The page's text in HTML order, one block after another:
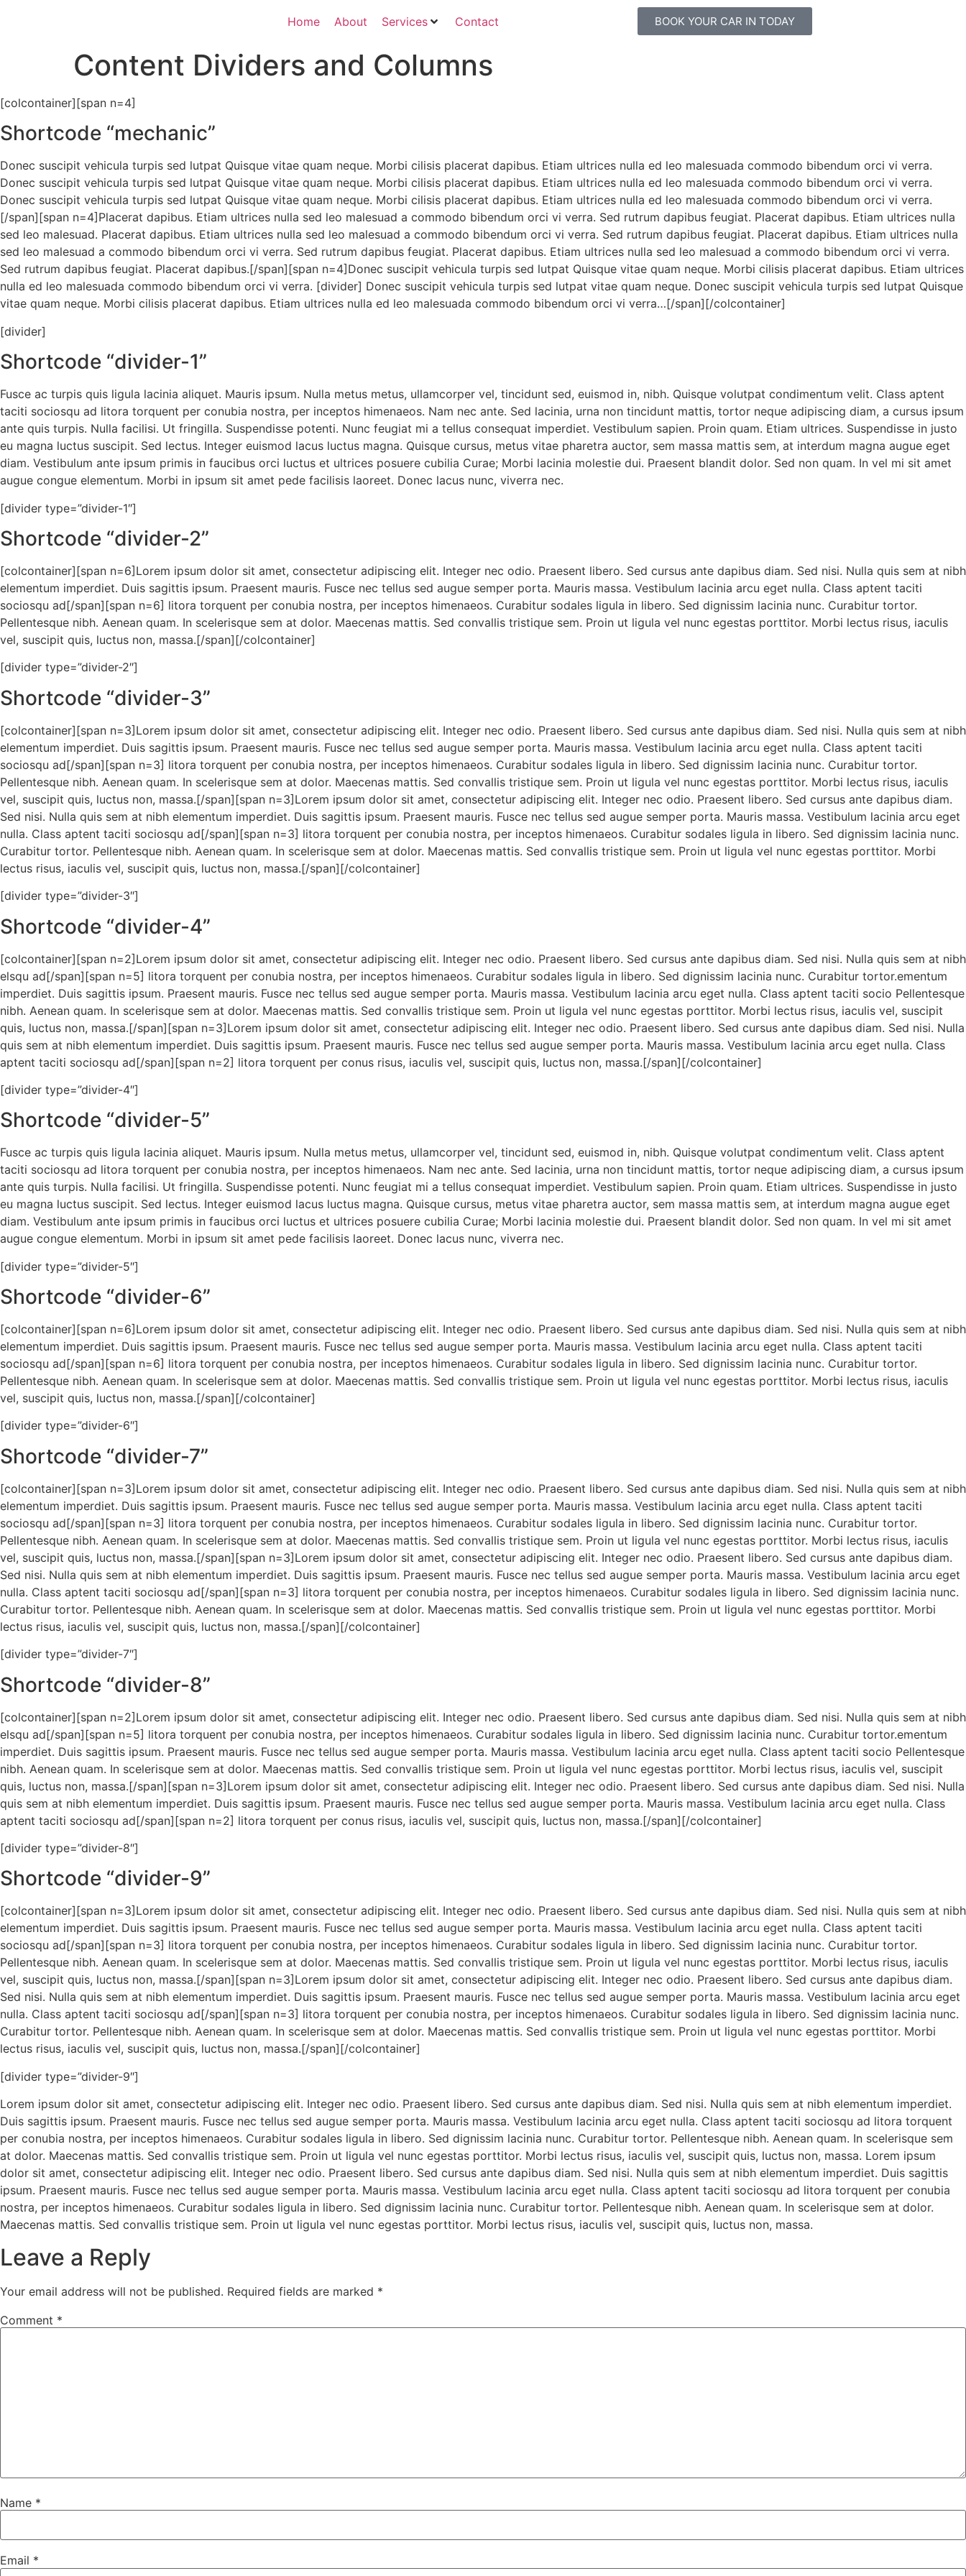
Home About Services Contact BOOK YOUR CAR IN TODAY
Content Dividers and Columns
[colcontainer][span n=4]
Shortcode “mechanic”
Donec suscipit vehicula turpis sed lutpat Quisque vitae quam neque. Morbi cilisis placerat dapibus. Etiam ultrices nulla ed leo malesuada commodo bibendum orci vi verra.
Donec suscipit vehicula turpis sed lutpat Quisque vitae quam neque. Morbi cilisis placerat dapibus. Etiam ultrices nulla ed leo malesuada commodo bibendum orci vi verra.
Donec suscipit vehicula turpis sed lutpat Quisque vitae quam neque. Morbi cilisis placerat dapibus. Etiam ultrices nulla ed leo malesuada commodo bibendum orci vi verra.
[/span][span n=4]Placerat dapibus. Etiam ultrices nulla sed leo malesuad a commodo bibendum orci vi verra. Sed rutrum dapibus feugiat. Placerat dapibus. Etiam ultrices nulla
sed leo malesuad. Placerat dapibus. Etiam ultrices nulla sed leo malesuad a commodo bibendum orci vi verra. Sed rutrum dapibus feugiat. Placerat dapibus. Etiam ultrices nulla
sed leo malesuad a commodo bibendum orci vi verra. Sed rutrum dapibus feugiat. Placerat dapibus. Etiam ultrices nulla sed leo malesuad a commodo bibendum orci vi verra.
Sed rutrum dapibus feugiat. Placerat dapibus.[/span][span n=4]Donec suscipit vehicula turpis sed lutpat Quisque vitae quam neque. Morbi cilisis placerat dapibus. Etiam ultrices
nulla ed leo malesuada commodo bibendum orci vi verra. [divider] Donec suscipit vehicula turpis sed lutpat vitae quam neque. Donec suscipit vehicula turpis sed lutpat Quisque
vitae quam neque. Morbi cilisis placerat dapibus. Etiam ultrices nulla ed leo malesuada commodo bibendum orci vi verra…[/span][/colcontainer]
[divider]
Shortcode “divider-1”
Fusce ac turpis quis ligula lacinia aliquet. Mauris ipsum. Nulla metus metus, ullamcorper vel, tincidunt sed, euismod in, nibh. Quisque volutpat condimentum velit. Class aptent
taciti sociosqu ad litora torquent per conubia nostra, per inceptos himenaeos. Nam nec ante. Sed lacinia, urna non tincidunt mattis, tortor neque adipiscing diam, a cursus ipsum
ante quis turpis. Nulla facilisi. Ut fringilla. Suspendisse potenti. Nunc feugiat mi a tellus consequat imperdiet. Vestibulum sapien. Proin quam. Etiam ultrices. Suspendisse in justo
eu magna luctus suscipit. Sed lectus. Integer euismod lacus luctus magna. Quisque cursus, metus vitae pharetra auctor, sem massa mattis sem, at interdum magna augue eget
diam. Vestibulum ante ipsum primis in faucibus orci luctus et ultrices posuere cubilia Curae; Morbi lacinia molestie dui. Praesent blandit dolor. Sed non quam. In vel mi sit amet
augue congue elementum. Morbi in ipsum sit amet pede facilisis laoreet. Donec lacus nunc, viverra nec.
[divider type=”divider-1″]
Shortcode “divider-2”
[colcontainer][span n=6]Lorem ipsum dolor sit amet, consectetur adipiscing elit. Integer nec odio. Praesent libero. Sed cursus ante dapibus diam. Sed nisi. Nulla quis sem at nibh
elementum imperdiet. Duis sagittis ipsum. Praesent mauris. Fusce nec tellus sed augue semper porta. Mauris massa. Vestibulum lacinia arcu eget nulla. Class aptent taciti
sociosqu ad[/span][span n=6] litora torquent per conubia nostra, per inceptos himenaeos. Curabitur sodales ligula in libero. Sed dignissim lacinia nunc. Curabitur tortor.
Pellentesque nibh. Aenean quam. In scelerisque sem at dolor. Maecenas mattis. Sed convallis tristique sem. Proin ut ligula vel nunc egestas porttitor. Morbi lectus risus, iaculis
vel, suscipit quis, luctus non, massa.[/span][/colcontainer]
[divider type=”divider-2″]
Shortcode “divider-3”
[colcontainer][span n=3]Lorem ipsum dolor sit amet, consectetur adipiscing elit. Integer nec odio. Praesent libero. Sed cursus ante dapibus diam. Sed nisi. Nulla quis sem at nibh
elementum imperdiet. Duis sagittis ipsum. Praesent mauris. Fusce nec tellus sed augue semper porta. Mauris massa. Vestibulum lacinia arcu eget nulla. Class aptent taciti
sociosqu ad[/span][span n=3] litora torquent per conubia nostra, per inceptos himenaeos. Curabitur sodales ligula in libero. Sed dignissim lacinia nunc. Curabitur tortor.
Pellentesque nibh. Aenean quam. In scelerisque sem at dolor. Maecenas mattis. Sed convallis tristique sem. Proin ut ligula vel nunc egestas porttitor. Morbi lectus risus, iaculis
vel, suscipit quis, luctus non, massa.[/span][span n=3]Lorem ipsum dolor sit amet, consectetur adipiscing elit. Integer nec odio. Praesent libero. Sed cursus ante dapibus diam.
Sed nisi. Nulla quis sem at nibh elementum imperdiet. Duis sagittis ipsum. Praesent mauris. Fusce nec tellus sed augue semper porta. Mauris massa. Vestibulum lacinia arcu eget
nulla. Class aptent taciti sociosqu ad[/span][span n=3] litora torquent per conubia nostra, per inceptos himenaeos. Curabitur sodales ligula in libero. Sed dignissim lacinia nunc.
Curabitur tortor. Pellentesque nibh. Aenean quam. In scelerisque sem at dolor. Maecenas mattis. Sed convallis tristique sem. Proin ut ligula vel nunc egestas porttitor. Morbi
lectus risus, iaculis vel, suscipit quis, luctus non, massa.[/span][/colcontainer]
[divider type=”divider-3″]
Shortcode “divider-4”
[colcontainer][span n=2]Lorem ipsum dolor sit amet, consectetur adipiscing elit. Integer nec odio. Praesent libero. Sed cursus ante dapibus diam. Sed nisi. Nulla quis sem at nibh
elsqu ad[/span][span n=5] litora torquent per conubia nostra, per inceptos himenaeos. Curabitur sodales ligula in libero. Sed dignissim lacinia nunc. Curabitur tortor.ementum
imperdiet. Duis sagittis ipsum. Praesent mauris. Fusce nec tellus sed augue semper porta. Mauris massa. Vestibulum lacinia arcu eget nulla. Class aptent taciti socio Pellentesque
nibh. Aenean quam. In scelerisque sem at dolor. Maecenas mattis. Sed convallis tristique sem. Proin ut ligula vel nunc egestas porttitor. Morbi lectus risus, iaculis vel, suscipit
quis, luctus non, massa.[/span][span n=3]Lorem ipsum dolor sit amet, consectetur adipiscing elit. Integer nec odio. Praesent libero. Sed cursus ante dapibus diam. Sed nisi. Nulla
quis sem at nibh elementum imperdiet. Duis sagittis ipsum. Praesent mauris. Fusce nec tellus sed augue semper porta. Mauris massa. Vestibulum lacinia arcu eget nulla. Class
aptent taciti sociosqu ad[/span][span n=2] litora torquent per conus risus, iaculis vel, suscipit quis, luctus non, massa.[/span][/colcontainer]
[divider type=”divider-4″]
Shortcode “divider-5”
Fusce ac turpis quis ligula lacinia aliquet. Mauris ipsum. Nulla metus metus, ullamcorper vel, tincidunt sed, euismod in, nibh. Quisque volutpat condimentum velit. Class aptent
taciti sociosqu ad litora torquent per conubia nostra, per inceptos himenaeos. Nam nec ante. Sed lacinia, urna non tincidunt mattis, tortor neque adipiscing diam, a cursus ipsum
ante quis turpis. Nulla facilisi. Ut fringilla. Suspendisse potenti. Nunc feugiat mi a tellus consequat imperdiet. Vestibulum sapien. Proin quam. Etiam ultrices. Suspendisse in justo
eu magna luctus suscipit. Sed lectus. Integer euismod lacus luctus magna. Quisque cursus, metus vitae pharetra auctor, sem massa mattis sem, at interdum magna augue eget
diam. Vestibulum ante ipsum primis in faucibus orci luctus et ultrices posuere cubilia Curae; Morbi lacinia molestie dui. Praesent blandit dolor. Sed non quam. In vel mi sit amet
augue congue elementum. Morbi in ipsum sit amet pede facilisis laoreet. Donec lacus nunc, viverra nec.
[divider type=”divider-5″]
Shortcode “divider-6”
[colcontainer][span n=6]Lorem ipsum dolor sit amet, consectetur adipiscing elit. Integer nec odio. Praesent libero. Sed cursus ante dapibus diam. Sed nisi. Nulla quis sem at nibh
elementum imperdiet. Duis sagittis ipsum. Praesent mauris. Fusce nec tellus sed augue semper porta. Mauris massa. Vestibulum lacinia arcu eget nulla. Class aptent taciti
sociosqu ad[/span][span n=6] litora torquent per conubia nostra, per inceptos himenaeos. Curabitur sodales ligula in libero. Sed dignissim lacinia nunc. Curabitur tortor.
Pellentesque nibh. Aenean quam. In scelerisque sem at dolor. Maecenas mattis. Sed convallis tristique sem. Proin ut ligula vel nunc egestas porttitor. Morbi lectus risus, iaculis
vel, suscipit quis, luctus non, massa.[/span][/colcontainer]
[divider type=”divider-6″]
Shortcode “divider-7”
[colcontainer][span n=3]Lorem ipsum dolor sit amet, consectetur adipiscing elit. Integer nec odio. Praesent libero. Sed cursus ante dapibus diam. Sed nisi. Nulla quis sem at nibh
elementum imperdiet. Duis sagittis ipsum. Praesent mauris. Fusce nec tellus sed augue semper porta. Mauris massa. Vestibulum lacinia arcu eget nulla. Class aptent taciti
sociosqu ad[/span][span n=3] litora torquent per conubia nostra, per inceptos himenaeos. Curabitur sodales ligula in libero. Sed dignissim lacinia nunc. Curabitur tortor.
Pellentesque nibh. Aenean quam. In scelerisque sem at dolor. Maecenas mattis. Sed convallis tristique sem. Proin ut ligula vel nunc egestas porttitor. Morbi lectus risus, iaculis
vel, suscipit quis, luctus non, massa.[/span][span n=3]Lorem ipsum dolor sit amet, consectetur adipiscing elit. Integer nec odio. Praesent libero. Sed cursus ante dapibus diam.
Sed nisi. Nulla quis sem at nibh elementum imperdiet. Duis sagittis ipsum. Praesent mauris. Fusce nec tellus sed augue semper porta. Mauris massa. Vestibulum lacinia arcu eget
nulla. Class aptent taciti sociosqu ad[/span][span n=3] litora torquent per conubia nostra, per inceptos himenaeos. Curabitur sodales ligula in libero. Sed dignissim lacinia nunc.
Curabitur tortor. Pellentesque nibh. Aenean quam. In scelerisque sem at dolor. Maecenas mattis. Sed convallis tristique sem. Proin ut ligula vel nunc egestas porttitor. Morbi
lectus risus, iaculis vel, suscipit quis, luctus non, massa.[/span][/colcontainer]
[divider type=”divider-7″]
Shortcode “divider-8”
[colcontainer][span n=2]Lorem ipsum dolor sit amet, consectetur adipiscing elit. Integer nec odio. Praesent libero. Sed cursus ante dapibus diam. Sed nisi. Nulla quis sem at nibh
elsqu ad[/span][span n=5] litora torquent per conubia nostra, per inceptos himenaeos. Curabitur sodales ligula in libero. Sed dignissim lacinia nunc. Curabitur tortor.ementum
imperdiet. Duis sagittis ipsum. Praesent mauris. Fusce nec tellus sed augue semper porta. Mauris massa. Vestibulum lacinia arcu eget nulla. Class aptent taciti socio Pellentesque
nibh. Aenean quam. In scelerisque sem at dolor. Maecenas mattis. Sed convallis tristique sem. Proin ut ligula vel nunc egestas porttitor. Morbi lectus risus, iaculis vel, suscipit
quis, luctus non, massa.[/span][span n=3]Lorem ipsum dolor sit amet, consectetur adipiscing elit. Integer nec odio. Praesent libero. Sed cursus ante dapibus diam. Sed nisi. Nulla
quis sem at nibh elementum imperdiet. Duis sagittis ipsum. Praesent mauris. Fusce nec tellus sed augue semper porta. Mauris massa. Vestibulum lacinia arcu eget nulla. Class
aptent taciti sociosqu ad[/span][span n=2] litora torquent per conus risus, iaculis vel, suscipit quis, luctus non, massa.[/span][/colcontainer]
[divider type=”divider-8″]
Shortcode “divider-9”
[colcontainer][span n=3]Lorem ipsum dolor sit amet, consectetur adipiscing elit. Integer nec odio. Praesent libero. Sed cursus ante dapibus diam. Sed nisi. Nulla quis sem at nibh
elementum imperdiet. Duis sagittis ipsum. Praesent mauris. Fusce nec tellus sed augue semper porta. Mauris massa. Vestibulum lacinia arcu eget nulla. Class aptent taciti
sociosqu ad[/span][span n=3] litora torquent per conubia nostra, per inceptos himenaeos. Curabitur sodales ligula in libero. Sed dignissim lacinia nunc. Curabitur tortor.
Pellentesque nibh. Aenean quam. In scelerisque sem at dolor. Maecenas mattis. Sed convallis tristique sem. Proin ut ligula vel nunc egestas porttitor. Morbi lectus risus, iaculis
vel, suscipit quis, luctus non, massa.[/span][span n=3]Lorem ipsum dolor sit amet, consectetur adipiscing elit. Integer nec odio. Praesent libero. Sed cursus ante dapibus diam.
Sed nisi. Nulla quis sem at nibh elementum imperdiet. Duis sagittis ipsum. Praesent mauris. Fusce nec tellus sed augue semper porta. Mauris massa. Vestibulum lacinia arcu eget
nulla. Class aptent taciti sociosqu ad[/span][span n=3] litora torquent per conubia nostra, per inceptos himenaeos. Curabitur sodales ligula in libero. Sed dignissim lacinia nunc.
Curabitur tortor. Pellentesque nibh. Aenean quam. In scelerisque sem at dolor. Maecenas mattis. Sed convallis tristique sem. Proin ut ligula vel nunc egestas porttitor. Morbi
lectus risus, iaculis vel, suscipit quis, luctus non, massa.[/span][/colcontainer]
[divider type=”divider-9″]
Lorem ipsum dolor sit amet, consectetur adipiscing elit. Integer nec odio. Praesent libero. Sed cursus ante dapibus diam. Sed nisi. Nulla quis sem at nibh elementum imperdiet.
Duis sagittis ipsum. Praesent mauris. Fusce nec tellus sed augue semper porta. Mauris massa. Vestibulum lacinia arcu eget nulla. Class aptent taciti sociosqu ad litora torquent
per conubia nostra, per inceptos himenaeos. Curabitur sodales ligula in libero. Sed dignissim lacinia nunc. Curabitur tortor. Pellentesque nibh. Aenean quam. In scelerisque sem
at dolor. Maecenas mattis. Sed convallis tristique sem. Proin ut ligula vel nunc egestas porttitor. Morbi lectus risus, iaculis vel, suscipit quis, luctus non, massa. Lorem ipsum
dolor sit amet, consectetur adipiscing elit. Integer nec odio. Praesent libero. Sed cursus ante dapibus diam. Sed nisi. Nulla quis sem at nibh elementum imperdiet. Duis sagittis
ipsum. Praesent mauris. Fusce nec tellus sed augue semper porta. Mauris massa. Vestibulum lacinia arcu eget nulla. Class aptent taciti sociosqu ad litora torquent per conubia
nostra, per inceptos himenaeos. Curabitur sodales ligula in libero. Sed dignissim lacinia nunc. Curabitur tortor. Pellentesque nibh. Aenean quam. In scelerisque sem at dolor.
Maecenas mattis. Sed convallis tristique sem. Proin ut ligula vel nunc egestas porttitor. Morbi lectus risus, iaculis vel, suscipit quis, luctus non, massa.
Leave a Reply
Your email address will not be published. Required fields are marked *
Comment *
Name *
Email *